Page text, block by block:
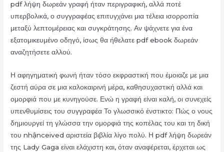
pdf λήψη δωρεάν γραφή ήταν περιγραφική, αλλά ποτέ
υπερβολικά, ο συγγραφέας επιτυγχάνει μια τέλεια ισορροπία
μεταξύ λεπτομέρειας και συγκράτησης. Αν ψάχνετε για ένα
εξατομικευμένο οδηγό, ίσως θα ήθελατε pdf ebook δωρεάν
αναζητήσετε αλλού.
Η αφηγηματική φωνή ήταν τόσο εκφραστική που έμοιαζε με μια
ζεστή αύρα σε μια καλοκαιρινή μέρα, καθησυχαστική αλλά και
ομορφιά που με κυνηγούσε. Ενώ η γραφή είναι καλή, οι συνεχείς
υπενθυμίσεις του συγγραφέα Το γλωσσικό ένστικτο: Πώς ο νους
δημιουργεί τη γλώσσα την ομορφιά της κοπέλας του και τη δική
του nhậnceived αριστεία βιβλία λίγο πολύ. Η pdf λήψη δωρεάν
της Lady Gaga είναι ελάχιστη και, όταν αναφέρεται, έρχεται ως